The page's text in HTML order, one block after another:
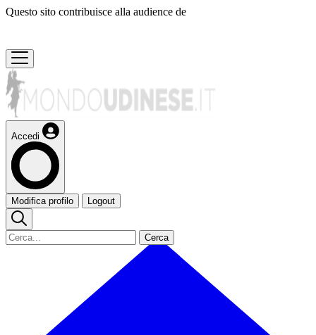
Questo sito contribuisce alla audience de
Accedi
Modifica profilo Logout
Cerca